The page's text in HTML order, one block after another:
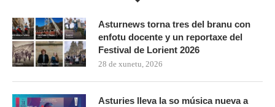
Asturnews torna tres del branu con
enfotu docente y un reportaxe del
Festival de Lorient 2026
28 de xunetu, 2026
Asturies lleva la so música nueva a